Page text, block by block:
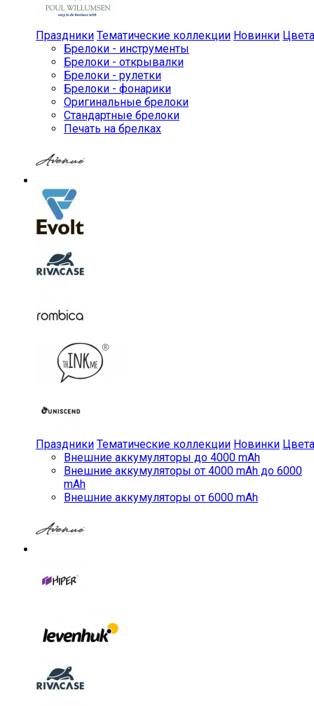
Праздники Тематические коллекции Новинки Цвета
Брелоки - инструменты
Брелоки - открывалки
Брелоки - рулетки
Брелоки - фонарики
Оригинальные брелоки
Стандартные брелоки
Печать на брелках
Праздники Тематические коллекции Новинки Цвета
Внешние аккумуляторы до 4000 mAh
Внешние аккумуляторы от 4000 mAh до 6000
mAh
Внешние аккумуляторы от 6000 mAh